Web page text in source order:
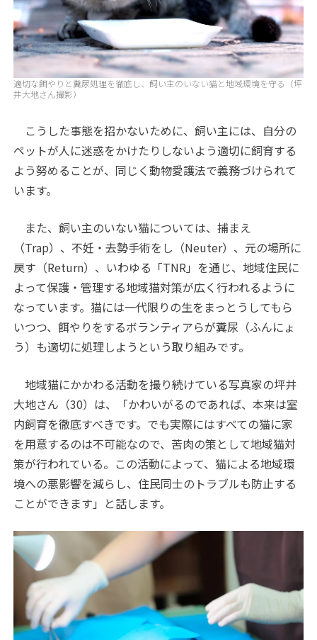
適切な餌やりと糞尿処理を徹底し、飼い主のいない猫と地域環境を守る（坪
井大地さん撮影）
こうした事態を招かないために、飼い主には、自分の
ペットが人に迷惑をかけたりしないよう適切に飼育する
よう努めることが、同じく動物愛護法で義務づけられて
います。
また、飼い主のいない猫については、捕まえ
（Trap）、不妊・去勢手術をし（Neuter）、元の場所に
戻す（Return）、いわゆる「TNR」を通じ、地域住民に
よって保護・管理する地域猫対策が広く行われるように
なっています。猫には一代限りの生をまっとうしてもら
いつつ、餌やりをするボランティアらが糞尿（ふんにょ
う）も適切に処理しようという取り組みです。
地域猫にかかわる活動を撮り続けている写真家の坪井
大地さん（30）は、「かわいがるのであれば、本来は室
内飼育を徹底すべきです。でも実際にはすべての猫に家
を用意するのは不可能なので、苦肉の策として地域猫対
策が行われている。この活動によって、猫による地域環
境への悪影響を減らし、住民同士のトラブルも防止する
ことができます」と話します。